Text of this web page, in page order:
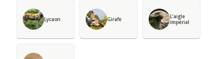
Lycaon Girafe
L’aigle
impérial